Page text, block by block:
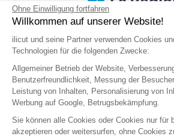
Ohne Einwilligung fortfahren
Willkommen auf unserer Website!
ilicut und seine Partner verwenden Cookies
Technologien für die folgenden Zwecke:
Allgemeiner Betrieb der Website,
Benutzerfreundlichkeit, Messung der
Leistung von Inhalten, Personalisierung von
Werbung auf Google, Betrugsbekämpfung.
Sie können alle Cookies oder Cookies nur für
akzeptieren oder weitersurfen, ohne Cookies